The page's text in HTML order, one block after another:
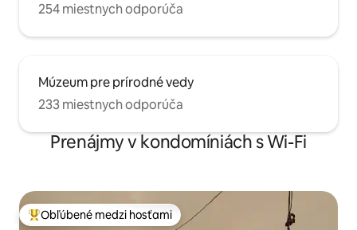
254 miestnych odporúča
Múzeum pre prírodné vedy
233 miestnych odporúča
Prenájmy v kondomíniách s Wi-Fi
Najobľúbenejšie medzi hosťami
Obľúbené medzi hosťami